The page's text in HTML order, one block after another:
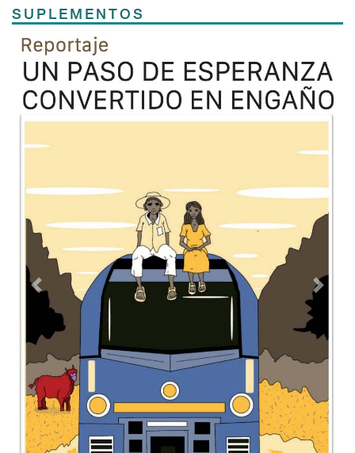
SUPLEMENTOS
Previous
TODOS LOS SUPLEMENTOS
Contacto Directorio Aviso de privacidad
Copyright ©2026 Todos los derechos reservados | La Jornada
Maya